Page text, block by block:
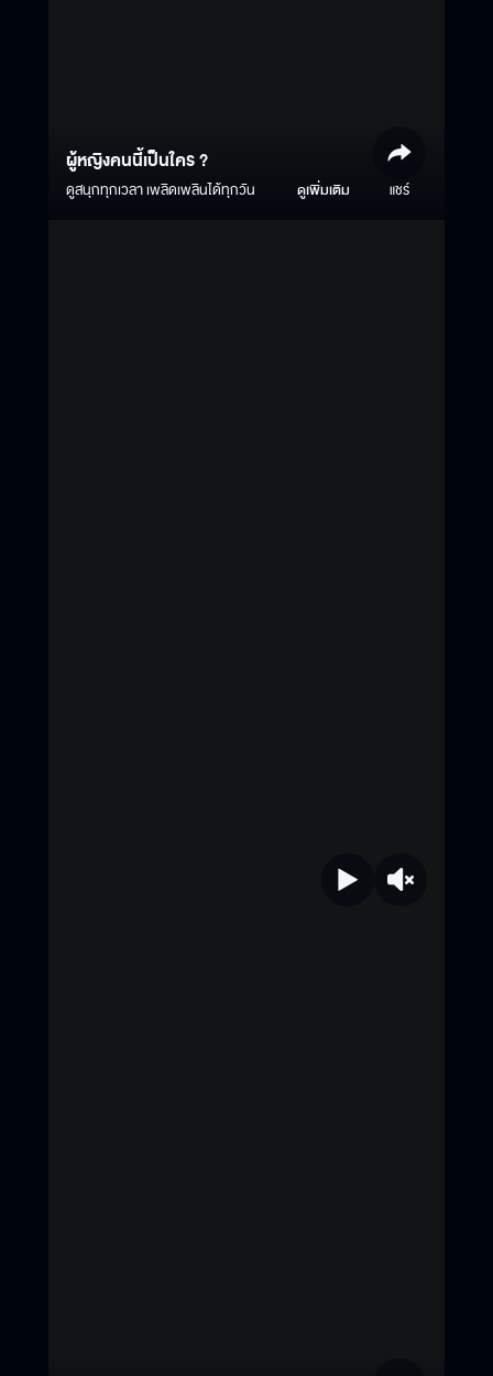
ผู้หญิงคนนี้เป็นใคร ?
ดูสนุกทุกเวลา เพลิดเพลินได้ทุกวัน ดูเพิ่มเติม แชร์